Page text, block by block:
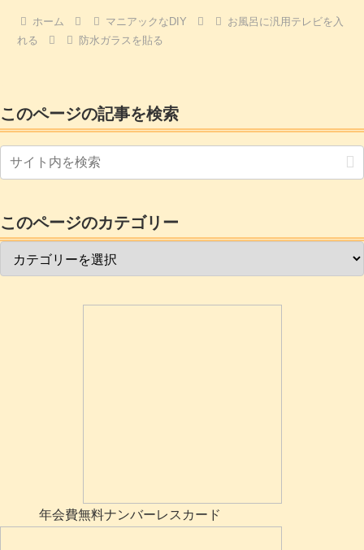
説明します。内容的にはかなり大胆な手
法を使っている所もありますから。DIY
初心者には向いていないと思いますが、
ホーム マニアックなDIY
お風呂に汎用テレビを入
れる
防水ガラスを貼る
このページの記事を検索
このページのカテゴリー
年会費無料ナンバーレスカード